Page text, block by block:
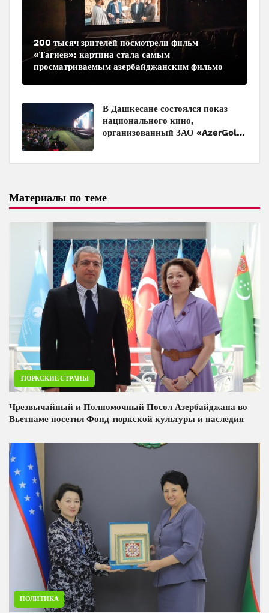
200 тысяч зрителей посмотрели фильм
«Тагиев»: картина стала самым
просматриваемым азербайджанским фильмом
В Дашкесане состоялся показ
национального кино,
организованный ЗАО «AzerGold»
Материалы по теме
ТЮРКСКИЕ СТРАНЫ
Чрезвычайный и Полномочный Посол Азербайджана во
Вьетнаме посетил Фонд тюркской культуры и наследия
ПОЛИТИКА